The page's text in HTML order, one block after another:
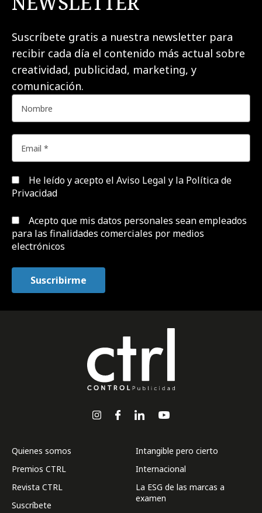
Suscríbete gratis a nuestra newsletter para
recibir cada día el contenido más actual sobre
creatividad, publicidad, marketing, y
comunicación.
He leído y acepto el Aviso Legal y la Política de
Privacidad
Acepto que mis datos personales sean empleados
para las finalidades comerciales por medios
electrónicos
Quienes somos
Premios CTRL
Revista CTRL
Suscríbete
Intangible pero cierto
Internacional
La ESG de las marcas a
examen